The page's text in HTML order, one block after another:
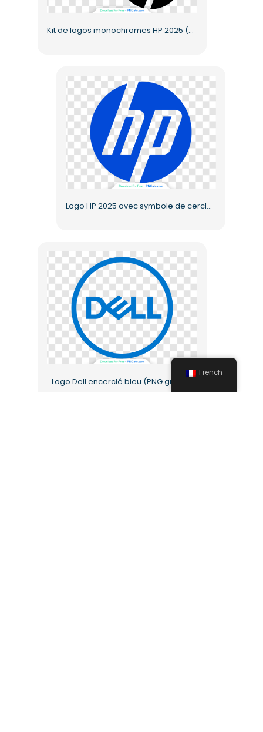
Kit de logos monochromes HP 2025 (PNG gratuit)
Logo HP 2025 avec symbole de cercle bleu (PNG gratuit)
Logo Dell encerclé bleu (PNG gratuit)
French